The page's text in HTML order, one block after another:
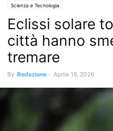
Scienza e Tecnologia
Eclissi solare
città hanno
tremare
By Redazione - Aprile 18, 2026